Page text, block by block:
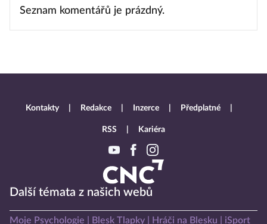
Seznam komentářů je prázdný.
Další témata z našich webů
Moje Psychologie Blesk Tlapky Hráči na Blesku
iSport
Kontakty Redakce Inzerce Předplatné
RSS Kariéra